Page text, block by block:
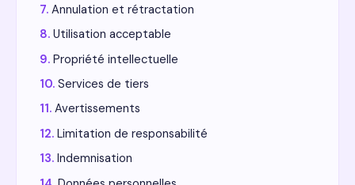
Annulation et rétractation
Utilisation acceptable
Propriété intellectuelle
Services de tiers
Avertissements
Limitation de responsabilité
Indemnisation